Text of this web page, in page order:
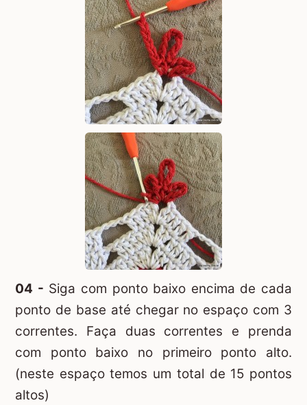
04 - Siga com ponto baixo encima de cada
ponto de base até chegar no espaço com 3
correntes. Faça duas correntes e prenda
com ponto baixo no primeiro ponto alto.
(neste espaço temos um total de 15 pontos
altos)